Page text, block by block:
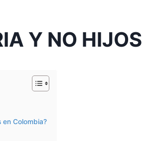
Y NO HIJOS
Colombia?